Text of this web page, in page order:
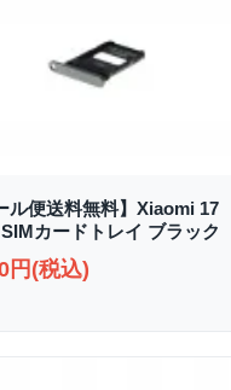
ル便送料無料】Xiaomi 17
カードトレイ ブラック
円(税込)